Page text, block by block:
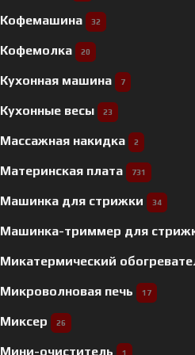
Кофемашина 32
Кофемолка 20
Кухонная машина 7
Кухонные весы 23
Массажная накидка 2
Материнская плата 731
Машинка для стрижки 34
Машинка-триммер для
Микатермический
Микроволновая печь 17
Миксер 26
Мини-очиститель